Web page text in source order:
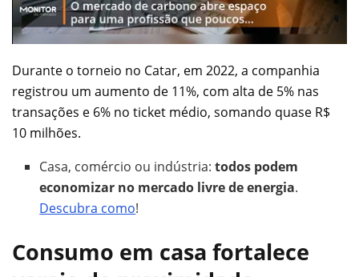
Durante o torneio no Catar, em 2022, a companhia
registrou um aumento de 11%, com alta de 5% nas
transações e 6% no ticket médio, somando quase R$
10 milhões.
Casa, comércio ou indústria:todos podem
economizar no mercado livre de energia.
Descubra como!
Consumo em casa fortalece